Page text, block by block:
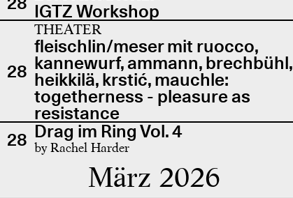
IGTZ Workshop
28
THEATER
fleischlin/meser mit ruocco,
kannewurf, ammann, brechbühl,
heikkilä, krstić, mauchle:
togetherness - pleasure as
resistance
28 Drag im Ring Vol. 4
by Rachel Harder
März 2026